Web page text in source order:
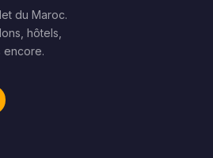
du Maroc.
hôtels,
encore.